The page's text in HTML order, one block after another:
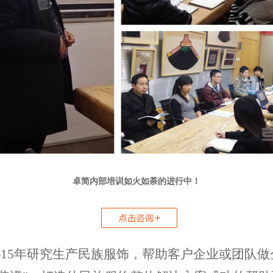
卓简内部培训如火如荼的进行中！
年研究生产民族服饰，帮助客户企业或团队做